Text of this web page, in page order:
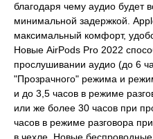
благодаря чему аудио будет
минимальной задержкой.
максимальный комфорт,
Новые AirPods Pro 2022
прослушивании аудио (до 6
"Прозрачного" режима и
и до 3,5 часов в режиме
или же более 30 часов при
часов в режиме разговора